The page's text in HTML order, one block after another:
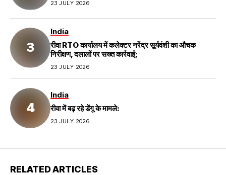
23 JULY 2026
India
रीवा RTO कार्यालय में कलेक्टर नरेंद्र सूर्यवंशी का औचक
निरीक्षण, दलालों पर सख्त कार्रवाई;
23 JULY 2026
India
रीवा में बढ़ रहे डेंगू के मामले:
23 JULY 2026
RELATED ARTICLES